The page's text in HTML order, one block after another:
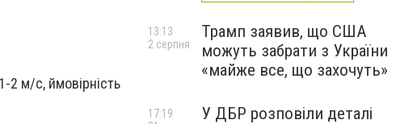
2 м/с, ймовірність
Трамп заявив, що США
можуть забрати з України
«майже все, що захочуть»
13:13
2 серпня
У ДБР розповіли деталі
17:19